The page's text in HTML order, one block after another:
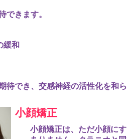
できます。
和
待でき、交感神経の活性化を和
小顔矯正
小顔矯正は、ただ小顔にす